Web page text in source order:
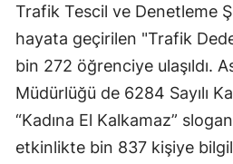
Trafik Tescil ve Denetleme
hayata geçirilen "Trafik
bin 272 öğrenciye ulaşıldı.
Müdürlüğü de 6284 Sayılı
“Kadına El Kalkamaz”
etkinlikte bin 837 kişiye